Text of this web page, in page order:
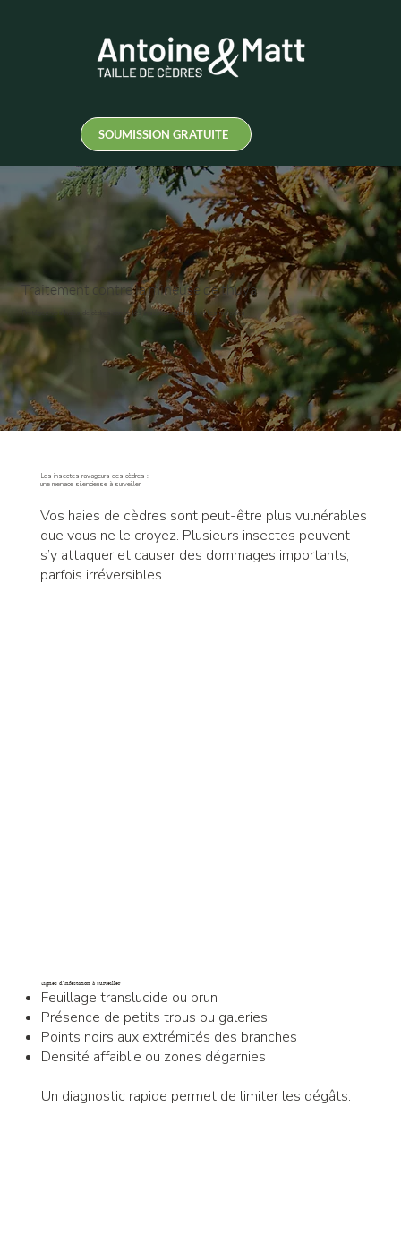
SOUMISSION GRATUITE
Traitement contre la mineuse de thuya
Protégez vos haies de cèdres contre les insectes nuisibles et les maladies
Les insectes ravageurs des cèdres :
une menace silencieuse à surveiller
Vos haies de cèdres sont peut-être plus vulnérables
que vous ne le croyez. Plusieurs insectes peuvent
s’y attaquer et causer des dommages importants,
parfois irréversibles.
Signes d’infestation à surveiller
Feuillage translucide ou brun
Présence de petits trous ou galeries
Points noirs aux extrémités des branches
Densité affaiblie ou zones dégarnies
Un diagnostic rapide permet de limiter les dégâts.